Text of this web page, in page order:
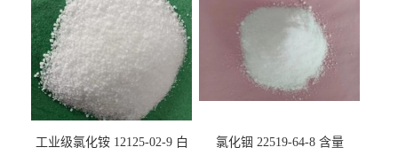
工业级氯化铵 12125-02-9 白
氯化铟 22519-64-8 含量